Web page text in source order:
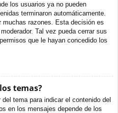
los usuarios ya no pueden
terminaron automáticamente.
muchas razones. Esta decisión es
Tal vez pueda cerrar sus
que le hayan concedido los
temas?
tema para indicar el contenido del
en los mensajes depende de los